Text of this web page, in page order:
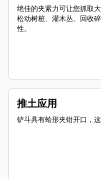
绝佳的夹紧力可让您抓取
松动树桩、灌木丛、回收
性。
推土应用
铲斗具有蛤形夹钳开口，